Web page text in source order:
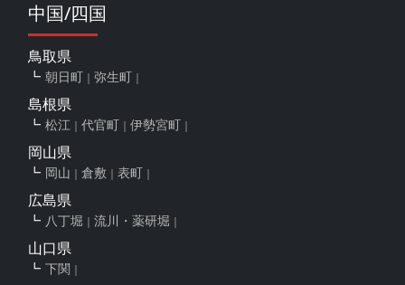
中国/四国
鳥取県
朝日町 弥生町
島根県
松江 代官町 伊勢宮町
岡山県
岡山 倉敷 表町
広島県
八丁堀 流川・薬研堀
山口県
下関